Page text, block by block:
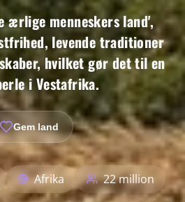
ærlige menneskers land',
levende traditioner
hvilket gør det til en
i Vestafrika.
Gem land
Afrika 22 million